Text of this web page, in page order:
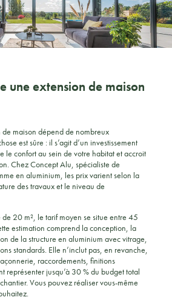
une extension de maison
de maison dépend de nombreux
est sûre : il s’agit d’un investissement
le confort au sein de votre habitat et accroit
Chez Concept Alu, spécialiste de
en aluminium, les prix varient selon la
des travaux et le niveau de
20 m², le tarif moyen se situe entre 45
estimation comprend la conception, la
de la structure en aluminium avec vitrage,
standards. Elle n’inclut pas, en revanche,
raccordements, finitions
représenter jusqu’à 30 % du budget total
Vous pouvez réaliser vous-même